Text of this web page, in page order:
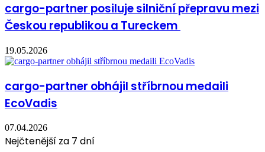
cargo-partner posiluje silniční přepravu mezi
Českou republikou a Tureckem
19.05.2026
cargo-partner obhájil stříbrnou medaili
EcoVadis
07.04.2026
Nejčtenější za 7 dní